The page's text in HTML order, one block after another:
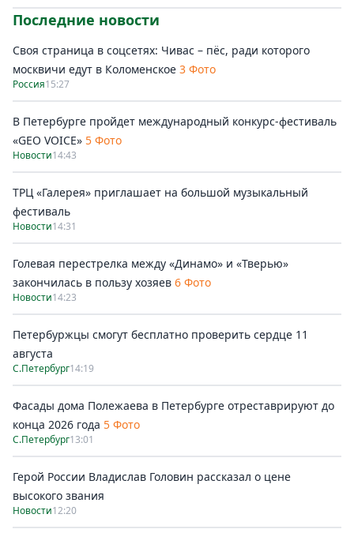
Последние новости
Своя страница в соцсетях: Чивас – пёс, ради которого
москвичи едут в Коломенское 3 Фото
Россия15:27
В Петербурге пройдет международный конкурс-фестиваль
«GEO VOICE» 5 Фото
Новости14:43
ТРЦ «Галерея» приглашает на большой музыкальный
фестиваль
Новости14:31
Голевая перестрелка между «Динамо» и «Тверью»
закончилась в пользу хозяев 6 Фото
Новости14:23
Петербуржцы смогут бесплатно проверить сердце 11
августа
С.Петербург14:19
Фасады дома Полежаева в Петербурге отреставрируют до
конца 2026 года 5 Фото
С.Петербург13:01
Герой России Владислав Головин рассказал о цене
высокого звания
Новости12:20